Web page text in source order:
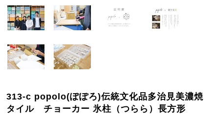
313-c popolo(ぽぽろ)伝統文化品多治見美濃焼
タイル チョーカー 氷柱（つらら）長方形